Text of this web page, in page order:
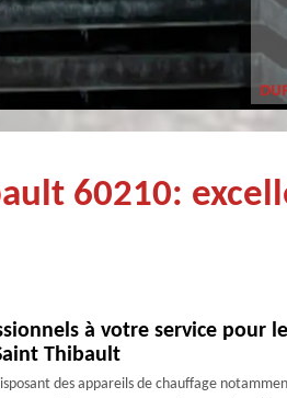
60210:
à votre service pour
Thibault
des appareils de chauffage